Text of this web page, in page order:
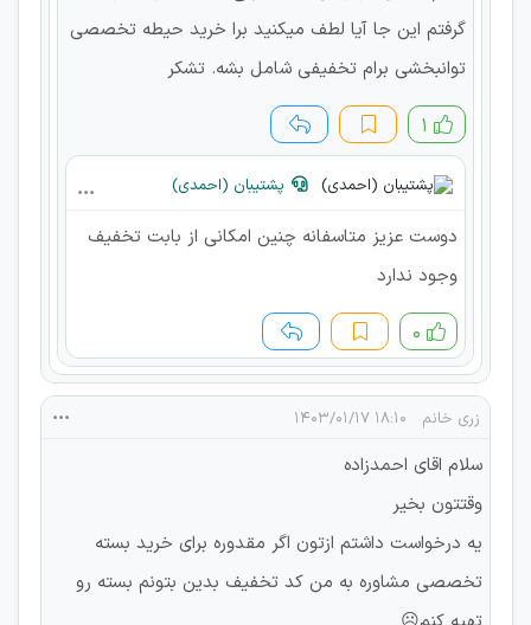
گرفتم این جا آیا لطف میکنید برا خرید حیطه تخصصی
توانبخشی برام تخفیفی شامل بشه. تشکر
۱
پشتیبان (احمدی)
دوست عزیز متاسفانه چنین امکانی از بابت تخفیف
وجود ندارد
۰
زری خانم ۱۸:۱۰ ۱۴۰۳/۰۱/۱۷
سلام اقای احمدزاده
وقتتون بخیر
یه درخواست داشتم ازتون اگر مقدوره برای خرید بسته
تخصصی مشاوره به من کد تخفیف بدین بتونم بسته رو